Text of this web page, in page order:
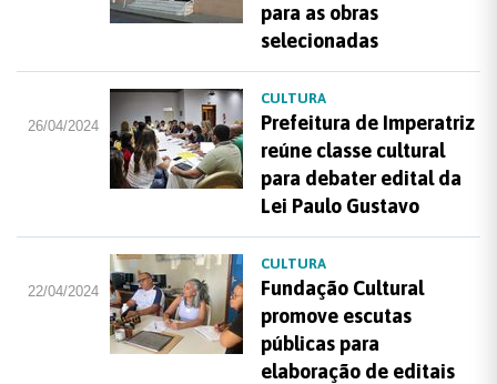
para as obras
selecionadas
26/04/2024
CULTURA
Prefeitura de Imperatriz
reúne classe cultural
para debater edital da
Lei Paulo Gustavo
22/04/2024
CULTURA
Fundação Cultural
promove escutas
públicas para
elaboração de editais